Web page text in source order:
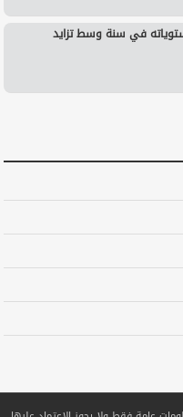
في سنة وسط تزايد